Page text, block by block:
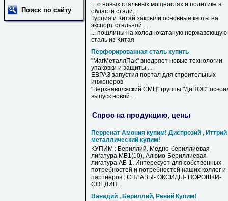
Поиск по сайту
... о новых стальных мощностях и политике в
области стали...
Турция и Китай закрыли основные квоты на
экспорт стальной ...
... пошлины на холоднокатаную нержавеющую
сталь из Китая
Перфорированная сталь купить
"МагМеталлПак" внедряет новые технологии
упаковки и защиты ...
ЕВРАЗ запустил портал для строительных
инженеров
"Верхневолжский СМЦ" группы "ДиПОС"
выпуск новой ...
Спрос на продукцию, цены
Перренат Амония купим! Диспрозий , Иттрий
металлический купим!
КУПИМ : Бериллий. Медно-бериллиевая
лигатура МБ1(10), Алюмо-Бериллиевая
лигатура АБ-1. Интересует для собственных
потребностей и потребностей наших коллег и
партнеров : СПЛАВЫ- ОКСИДЫ- ПОРОШКИ-
СОЕДИН...
Ванадий , Бериллий, Рений Купим!